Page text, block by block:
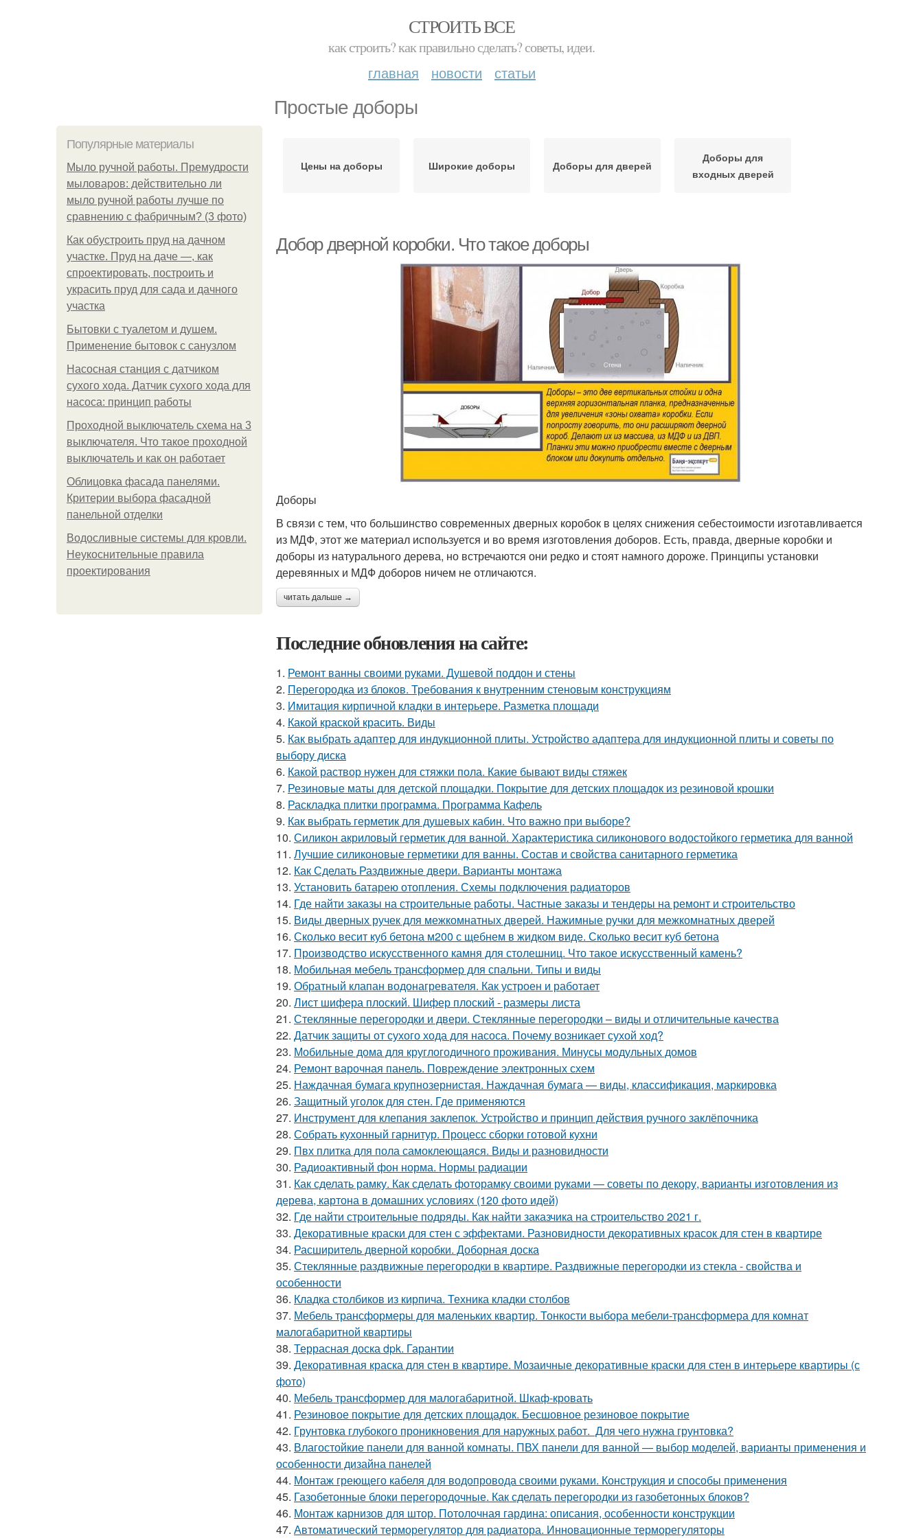
СТРОИТЬ ВСЕ
как строить? как правильно сделать? советы, идеи.
главная новости статьи
Простые доборы
Популярные материалы
Мыло ручной работы. Премудрости
мыловаров: действительно ли
мыло ручной работы лучше по
сравнению с фабричным? (3 фото)
Как обустроить пруд на дачном
участке. Пруд на даче —, как
спроектировать, построить и
украсить пруд для сада и дачного
участка
Бытовки с туалетом и душем.
Применение бытовок с санузлом
Насосная станция с датчиком
сухого хода. Датчик сухого хода для
насоса: принцип работы
Проходной выключатель схема на 3
выключателя. Что такое проходной
выключатель и как он работает
Облицовка фасада панелями.
Критерии выбора фасадной
панельной отделки
Водосливные системы для кровли.
Неукоснительные правила
проектирования
Цены на доборы Широкие доборы Доборы для дверей
Доборы для
входных дверей
Добор дверной коробки. Что такое доборы
Доборы
В связи с тем, что большинство современных дверных коробок в целях снижения себестоимости изготавливается
из МДФ, этот же материал используется и во время изготовления доборов. Есть, правда, дверные коробки и
доборы из натурального дерева, но встречаются они редко и стоят намного дороже. Принципы установки
деревянных и МДФ доборов ничем не отличаются.
читать дальше →
Последние обновления на сайте:
1. Ремонт ванны своими руками. Душевой поддон и стены
2. Перегородка из блоков. Требования к внутренним стеновым конструкциям
3. Имитация кирпичной кладки в интерьере. Разметка площади
4. Какой краской красить. Виды
5. Как выбрать адаптер для индукционной плиты. Устройство адаптера для индукционной плиты и советы по
выбору диска
6. Какой раствор нужен для стяжки пола. Какие бывают виды стяжек
7. Резиновые маты для детской площадки. Покрытие для детских площадок из резиновой крошки
8. Раскладка плитки программа. Программа Кафель
9. Как выбрать герметик для душевых кабин. Что важно при выборе?
10. Силикон акриловый герметик для ванной. Характеристика силиконового водостойкого герметика для ванной
11. Лучшие силиконовые герметики для ванны. Состав и свойства санитарного герметика
12. Как Сделать Раздвижные двери. Варианты монтажа
13. Установить батарею отопления. Схемы подключения радиаторов
14. Где найти заказы на строительные работы. Частные заказы и тендеры на ремонт и строительство
15. Виды дверных ручек для межкомнатных дверей. Нажимные ручки для межкомнатных дверей
16. Сколько весит куб бетона м200 с щебнем в жидком виде. Сколько весит куб бетона
17. Производство искусственного камня для столешниц. Что такое искусственный камень?
18. Мобильная мебель трансформер для спальни. Типы и виды
19. Обратный клапан водонагревателя. Как устроен и работает
20. Лист шифера плоский. Шифер плоский - размеры листа
21. Стеклянные перегородки и двери. Стеклянные перегородки – виды и отличительные качества
22. Датчик защиты от сухого хода для насоса. Почему возникает сухой ход?
23. Мобильные дома для круглогодичного проживания. Минусы модульных домов
24. Ремонт варочная панель. Повреждение электронных схем
25. Наждачная бумага крупнозернистая. Наждачная бумага — виды, классификация, маркировка
26. Защитный уголок для стен. Где применяются
27. Инструмент для клепания заклепок. Устройство и принцип действия ручного заклёпочника
28. Собрать кухонный гарнитур. Процесс сборки готовой кухни
29. Пвх плитка для пола самоклеющаяся. Виды и разновидности
30. Радиоактивный фон норма. Нормы радиации
31. Как сделать рамку. Как сделать фоторамку своими руками — советы по декору, варианты изготовления из
дерева, картона в домашних условиях (120 фото идей)
32. Где найти строительные подряды. Как найти заказчика на строительство 2021 г.
33. Декоративные краски для стен с эффектами. Разновидности декоративных красок для стен в квартире
34. Расширитель дверной коробки. Доборная доска
35. Стеклянные раздвижные перегородки в квартире. Раздвижные перегородки из стекла - свойства и
особенности
36. Кладка столбиков из кирпича. Техника кладки столбов
37. Мебель трансформеры для маленьких квартир. Тонкости выбора мебели-трансформера для комнат
малогабаритной квартиры
38. Террасная доска dpk. Гарантии
39. Декоративная краска для стен в квартире. Мозаичные декоративные краски для стен в интерьере квартиры (с
фото)
40. Мебель трансформер для малогабаритной. Шкаф-кровать
41. Резиновое покрытие для детских площадок. Бесшовное резиновое покрытие
42. Грунтовка глубокого проникновения для наружных работ. Для чего нужна грунтовка?
43. Влагостойкие панели для ванной комнаты. ПВХ панели для ванной — выбор моделей, варианты применения и
особенности дизайна панелей
44. Монтаж греющего кабеля для водопровода своими руками. Конструкция и способы применения
45. Газобетонные блоки перегородочные. Как сделать перегородки из газобетонных блоков?
46. Монтаж карнизов для штор. Потолочная гардина: описания, особенности конструкции
47. Автоматический терморегулятор для радиатора. Инновационные терморегуляторы